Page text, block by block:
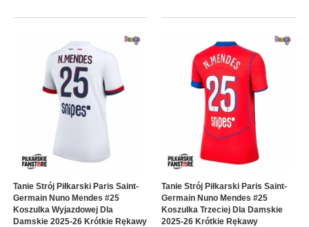
Tanie Strój Piłkarski Paris Saint-
Germain Nuno Mendes #25
Koszulka Wyjazdowej Dla
Damskie 2025-26 Krótkie Rękawy
Tanie Strój Piłkarski Paris Saint-
Germain Nuno Mendes #25
Koszulka Trzeciej Dla Damskie
2025-26 Krótkie Rękawy